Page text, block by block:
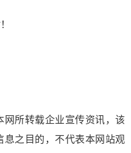
网所转载企业宣传资讯，该
息之目的，不代表本网站观